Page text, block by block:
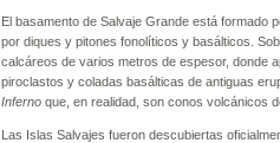
El basamento de Salvaje Grande está formado
por diques y pitones fonolíticos y basálticos.
calcáreos de varios metros de espesor, donde
piroclastos y coladas basálticas de antiguas
Inferno que, en realidad, son conos volcánicos
Las Islas Salvajes fueron descubiertas